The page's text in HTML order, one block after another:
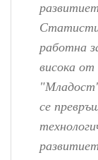
работна
висока
се